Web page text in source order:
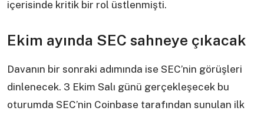
içerisinde kritik bir rol üstlenmişti.
Ekim ayında SEC sahneye çıkacak
Davanın bir sonraki adımında ise SEC’nin görüşleri
dinlenecek. 3 Ekim Salı günü gerçekleşecek bu
oturumda SEC’nin Coinbase tarafından sunulan ilk